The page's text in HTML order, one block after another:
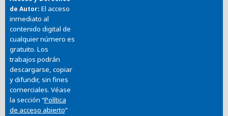
de Autor El acceso
inmediato al
contenido digital de
cualquier número es
gratuito. Los
trabajos podrán
descargarse, copiar
y difundir, sin fines
comerciales. Véase
la sección “Política
de acceso abierto”